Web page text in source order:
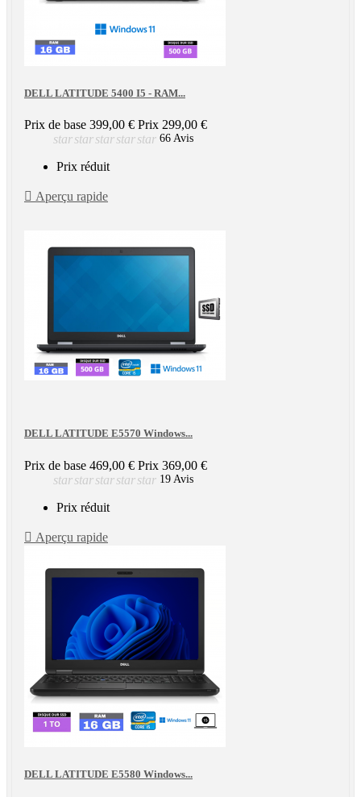
DELL LATITUDE 5400 I5 - RAM...
Prix de base 399,00 € Prix 299,00 €
starstarstarstarstar 66 Avis
Prix réduit
 Aperçu rapide
DELL LATITUDE E5570 Windows...
Prix de base 469,00 € Prix 369,00 €
starstarstarstarstar 19 Avis
Prix réduit
 Aperçu rapide
DELL LATITUDE E5580 Windows...